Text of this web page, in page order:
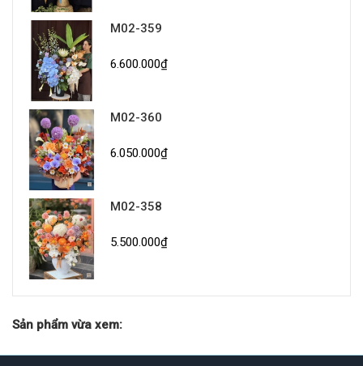
M02-359
6.600.000₫
M02-360
6.050.000₫
M02-358
5.500.000₫
Sản phẩm vừa xem: